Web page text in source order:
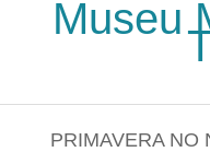
Passar para o conteúdo
Museu
PRIMAVERA NO